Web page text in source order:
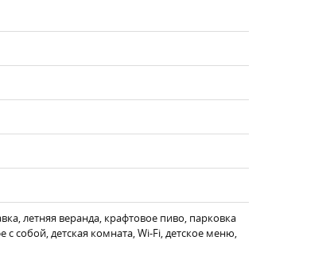
летняя веранда, крафтовое пиво, парковка
собой, детская комната, Wi-Fi, детское меню,